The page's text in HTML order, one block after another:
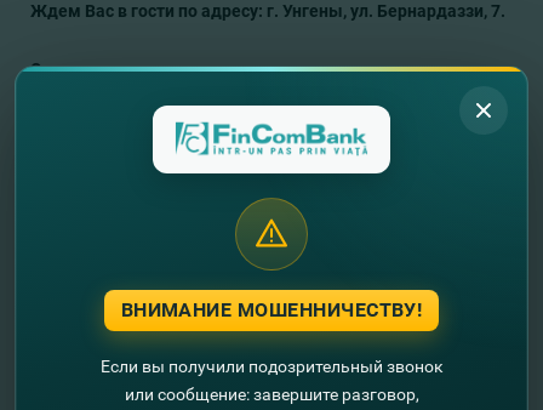
Ждем Вас в гости по адресу: г. Унгены, ул. Бернардаззи, 7.
С уважением,
Другие новости
ВНИМАНИЕ МОШЕННИЧЕСТВУ!
Если вы получили подозрительный звонок
или сообщение: завершите разговор,